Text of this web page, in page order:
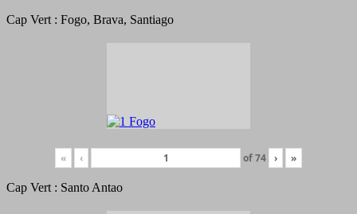
Cap Vert : Fogo, Brava, Santiago
« ‹ of74 › »
Cap Vert : Santo Antao